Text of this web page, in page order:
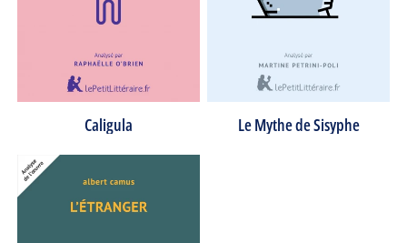
Caligula Le Mythe de Sisyphe